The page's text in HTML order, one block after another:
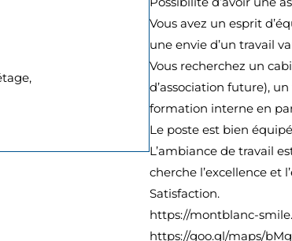
Vous avez un esprit
une envie d’un travail
Vous recherchez un
d’association future),
formation interne en
Le poste est bien
L’ambiance de travail
cherche l’excellence et
Satisfaction.
https://montblanc-
https://goo.gl/maps/